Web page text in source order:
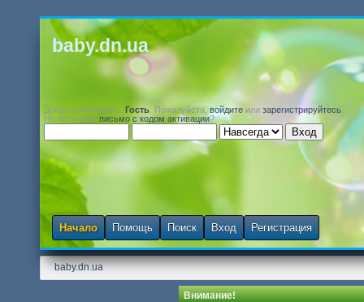
baby.dn.ua
Добро пожаловать, Гость . Пожалуйста,войдите или зарегистрируйтесь
Не получили письмо с кодом активации?
Начало Помощь Поиск Вход Регистрация
baby.dn.ua
Внимание!